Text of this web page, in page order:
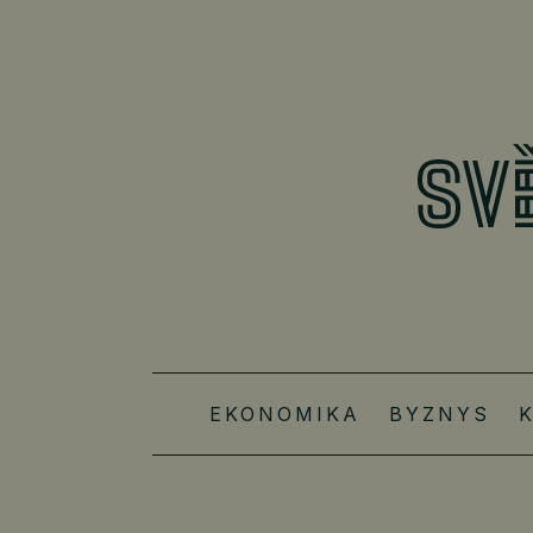
EKONOMIKA BYZNYS